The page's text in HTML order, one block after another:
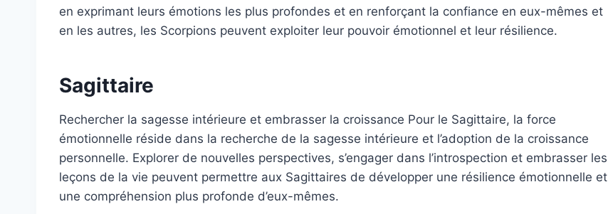
en exprimant leurs émotions les plus profondes et en renforçant la confiance en eux-mêmes et
en les autres, les Scorpions peuvent exploiter leur pouvoir émotionnel et leur résilience.
Sagittaire
Rechercher la sagesse intérieure et embrasser la croissance Pour le Sagittaire, la force
émotionnelle réside dans la recherche de la sagesse intérieure et l’adoption de la croissance
personnelle. Explorer de nouvelles perspectives, s’engager dans l’introspection et embrasser les
leçons de la vie peuvent permettre aux Sagittaires de développer une résilience émotionnelle et
une compréhension plus profonde d’eux-mêmes.